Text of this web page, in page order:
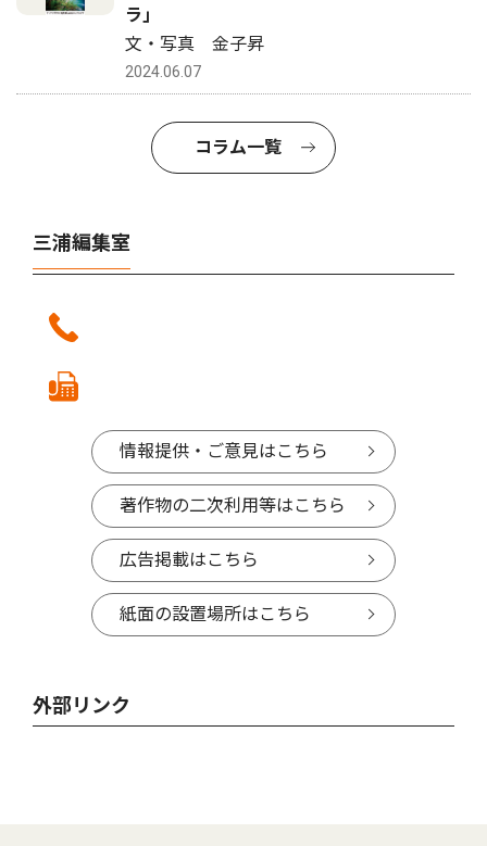
ラ｣
文・写真 金子昇
2024.06.07
コラム一覧
三浦編集室
情報提供・ご意見はこちら
著作物の二次利用等はこちら
広告掲載はこちら
紙面の設置場所はこちら
外部リンク